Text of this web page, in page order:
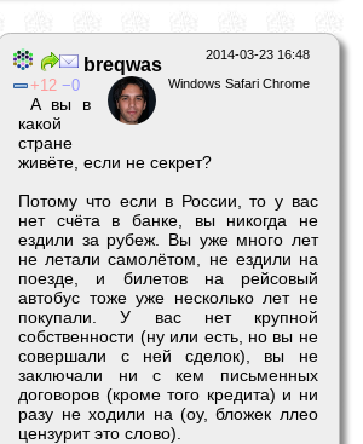
2014-03-23 16:48
Windows Safari Chrome
12 0
breqwas
А вы в
какой
стране
живёте, если не секрет?
Потому что если в России, то у вас
нет счёта в банке, вы никогда не
ездили за рубеж. Вы уже много лет
не летали самолётом, не ездили на
поезде, и билетов на рейсовый
автобус тоже уже несколько лет не
покупали. У вас нет крупной
собственности (ну или есть, но вы не
совершали с ней сделок), вы не
заключали ни с кем письменных
договоров (кроме того кредита) и ни
разу не ходили на (оу, бложек ллео
цензурит это слово).